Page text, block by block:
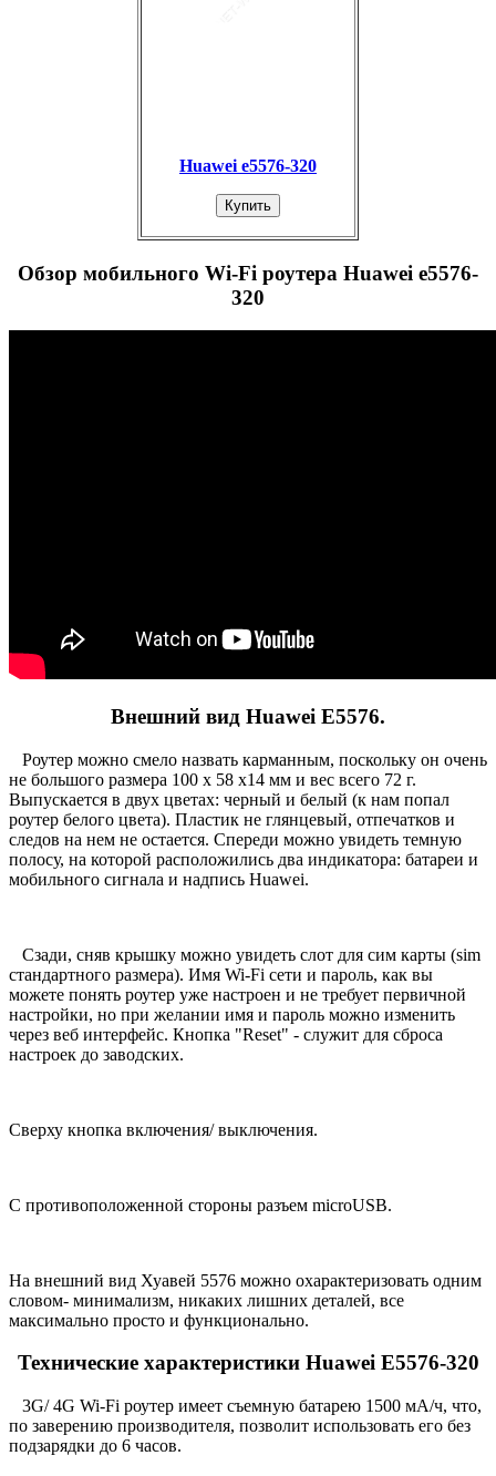
Huawei e5576-320
Купить
Обзор мобильного Wi-Fi роутера Huawei e5576-
320
Внешний вид Huawei E5576.
Роутер можно смело назвать карманным, поскольку он очень
не большого размера 100 х 58 х14 мм и вес всего 72 г.
Выпускается в двух цветах: черный и белый (к нам попал
роутер белого цвета). Пластик не глянцевый, отпечатков и
следов на нем не остается. Спереди можно увидеть темную
полосу, на которой расположились два индикатора: батареи и
мобильного сигнала и надпись Huawei.
Сзади, сняв крышку можно увидеть слот для сим карты (sim
стандартного размера). Имя Wi-Fi сети и пароль, как вы
можете понять роутер уже настроен и не требует первичной
настройки, но при желании имя и пароль можно изменить
через веб интерфейс. Кнопка "Reset" - служит для сброса
настроек до заводских.
Сверху кнопка включения/ выключения.
С противоположенной стороны разъем microUSB.
На внешний вид Хуавей 5576 можно охарактеризовать одним
словом- минимализм, никаких лишних деталей, все
максимально просто и функционально.
Технические характеристики Huawei E5576-320
3G/ 4G Wi-Fi роутер имеет съемную батарею 1500 мА/ч, что,
по заверению производителя, позволит использовать его без
подзарядки до 6 часов.